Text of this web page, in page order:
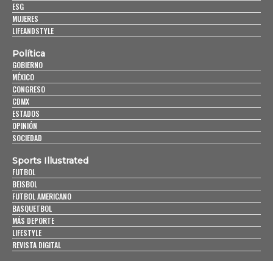
ESG
MUJERES
LIFEANDSTYLE
Política
GOBIERNO
MÉXICO
CONGRESO
CDMX
ESTADOS
OPINIÓN
SOCIEDAD
Sports Illustrated
FUTBOL
BEISBOL
FUTBOL AMERICANO
BASQUETBOL
MÁS DEPORTE
LIFESTYLE
REVISTA DIGITAL